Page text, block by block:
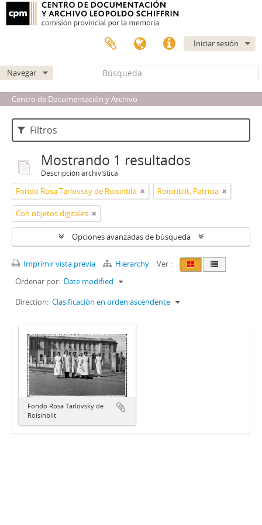
Iniciar sesión
Navegar
Centro de Documentación y Archivo
Filtros
Mostrando 1 resultados
Descripción archivística
Fondo Rosa Tarlovsky de Roisinblit Roisinblit, Patricia
Con objetos digitales
Opciones avanzadas de búsqueda
Imprimir vista previa Hierarchy
Ver :
Ordenar por: Date modified
Direction: Clasificación en orden ascendente
Fondo Rosa Tarlovsky de
Roisinblit